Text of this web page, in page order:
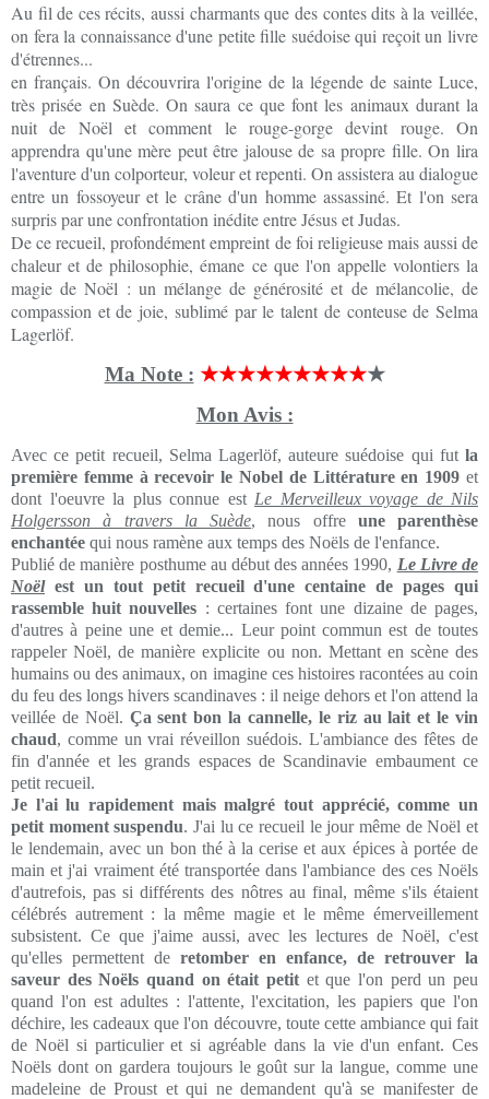
Au fil de ces récits, aussi charmants que des contes dits à la veillée,
on fera la connaissance d'une petite fille suédoise qui reçoit un livre
d'étrennes...
en français. On découvrira l'origine de la légende de sainte Luce,
très prisée en Suède. On saura ce que font les animaux durant la
nuit de Noël et comment le rouge-gorge devint rouge. On
apprendra qu'une mère peut être jalouse de sa propre fille. On lira
l'aventure d'un colporteur, voleur et repenti. On assistera au dialogue
entre un fossoyeur et le crâne d'un homme assassiné. Et l'on sera
surpris par une confrontation inédite entre Jésus et Judas.
De ce recueil, profondément empreint de foi religieuse mais aussi de
chaleur et de philosophie, émane ce que l'on appelle volontiers la
magie de Noël : un mélange de générosité et de mélancolie, de
compassion et de joie, sublimé par le talent de conteuse de Selma
Lagerlöf.
Ma Note : ★★★★★★★★★★
Mon Avis :
Avec ce petit recueil, Selma Lagerlöf, auteure suédoise qui fut la
première femme à recevoir le Nobel de Littérature en 1909 et
dont l'oeuvre la plus connue est Le Merveilleux voyage de Nils
Holgersson à travers la Suède, nous offre une parenthèse
enchantée qui nous ramène aux temps des Noëls de l'enfance.
Publié de manière posthume au début des années 1990, Le Livre de
Noëlest un tout petit recueil d'une centaine de pages qui
rassemble huit nouvelles : certaines font une dizaine de pages,
d'autres à peine une et demie... Leur point commun est de toutes
rappeler Noël, de manière explicite ou non. Mettant en scène des
humains ou des animaux, on imagine ces histoires racontées au coin
du feu des longs hivers scandinaves : il neige dehors et l'on attend la
veillée de Noël. Ça sent bon la cannelle, le riz au lait et le vin
chaud, comme un vrai réveillon suédois. L'ambiance des fêtes de
fin d'année et les grands espaces de Scandinavie embaument ce
petit recueil.
Je l'ai lu rapidement mais malgré tout apprécié, comme un
petit moment suspendu. J'ai lu ce recueil le jour même de Noël et
le lendemain, avec un bon thé à la cerise et aux épices à portée de
main et j'ai vraiment été transportée dans l'ambiance des ces Noëls
d'autrefois, pas si différents des nôtres au final, même s'ils étaient
célébrés autrement : la même magie et le même émerveillement
subsistent. Ce que j'aime aussi, avec les lectures de Noël, c'est
qu'elles permettent de retomber en enfance, de retrouver la
saveur des Noëls quand on était petit et que l'on perd un peu
quand l'on est adultes : l'attente, l'excitation, les papiers que l'on
déchire, les cadeaux que l'on découvre, toute cette ambiance qui fait
de Noël si particulier et si agréable dans la vie d'un enfant. Ces
Noëls dont on gardera toujours le goût sur la langue, comme une
madeleine de Proust et qui ne demandent qu'à se manifester de